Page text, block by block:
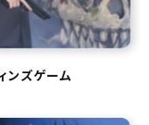
ンズゲーム